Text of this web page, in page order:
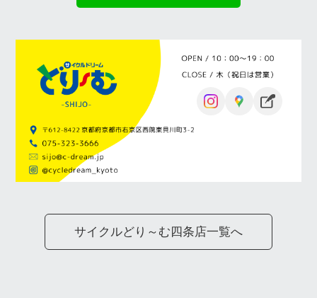
サイクルどり～む四条店一覧へ